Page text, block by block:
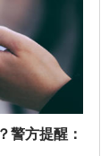
警方提醒：